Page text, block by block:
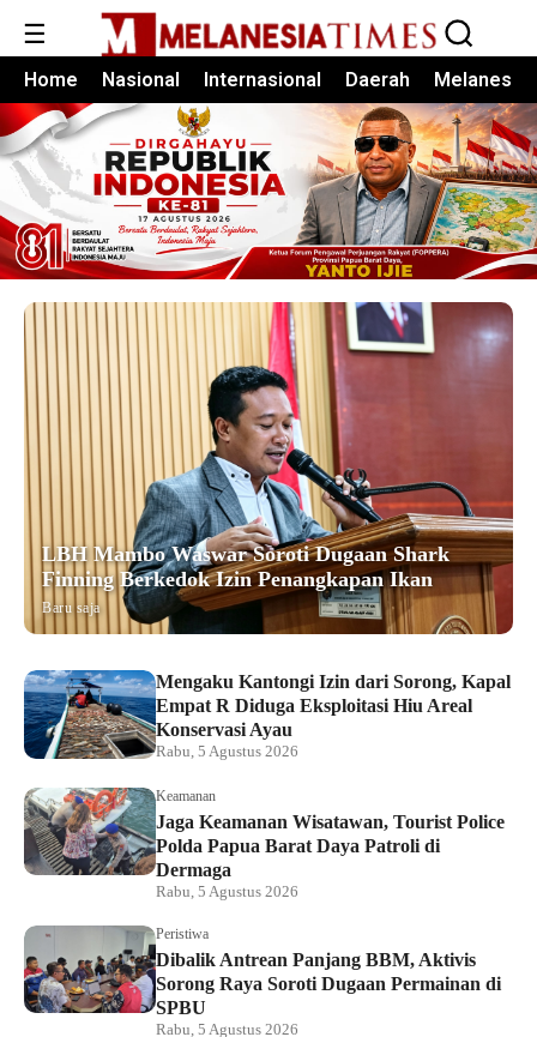
☰
Home Nasional Internasional Daerah Melanesia
LBH Mambo Waswar Soroti Dugaan Shark
Finning Berkedok Izin Penangkapan Ikan
Baru saja
Mengaku Kantongi Izin dari Sorong, Kapal
Empat R Diduga Eksploitasi Hiu Areal
Konservasi Ayau
Rabu, 5 Agustus 2026
Keamanan
Jaga Keamanan Wisatawan, Tourist Police
Polda Papua Barat Daya Patroli di
Dermaga
Rabu, 5 Agustus 2026
Peristiwa
Dibalik Antrean Panjang BBM, Aktivis
Sorong Raya Soroti Dugaan Permainan di
SPBU
Rabu, 5 Agustus 2026